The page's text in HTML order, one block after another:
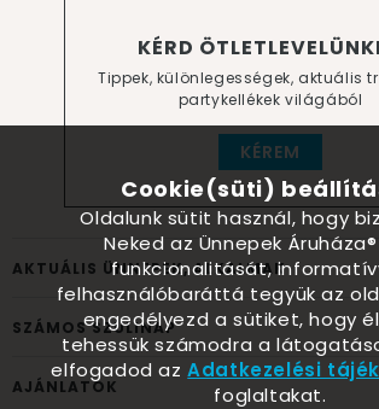
KÉRD
Tippek, különlegességek, aktuális
partykellékek világából
KÉREM
AKTUÁLIS ÜNNEPEK, ALKALMAK
SZÁMOS SZÜLINAP
AJÁNLATOK
Cookie(süti)
Oldalunk sütit használ, hogy
Neked az Ünnepek
funkcionalitását,
felhasználóbaráttá tegyük az
engedélyezd a sütiket, hogy
tehessük számodra a
elfogadod azAdatkezelési
foglaltakat.